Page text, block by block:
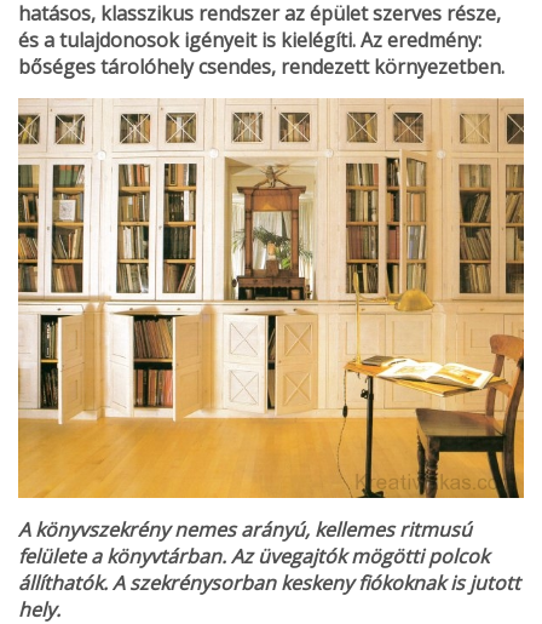
hatásos, klasszikus rendszer az épület szerves része,
és a tulajdonosok igényeit is kielégíti. Az eredmény:
bőséges tárolóhely csendes, rendezett környezetben.
A könyvszekrény nemes arányú, kellemes ritmusú
felülete a könyvtár­ban. Az üvegajtók mögötti polcok
állít­hatók. A szekrénysor­ban keskeny fiókok­nak is jutott
hely.